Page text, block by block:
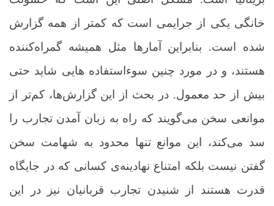
خانگی یکی از جرایمی است که کمتر از همه گزارش
شده است. بنابراین آمارها مثل همیشه گمراه‌کننده
هستند، و در مورد چنین سوءاستفاده هایی شاید حتی
بیش از حد معمول. در بحث از این گزارش‌ها، کم‌تر از
موانعی سخن می‌گویند که راه به زبان آمدن تجارب را
سد می‌کند، این موانع تنها محدود به شهامت سخن
گفتن نیست بلکه امتناع نهادینهی کسانی که در جایگاه
قدرت هستند از شنیدن تجارب قربانیان نیز در این